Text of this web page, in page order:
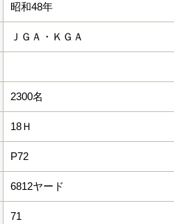
昭和48年
ＪＧＡ・ＫＧＡ
2300名
18Ｈ
P72
6812ヤード
71